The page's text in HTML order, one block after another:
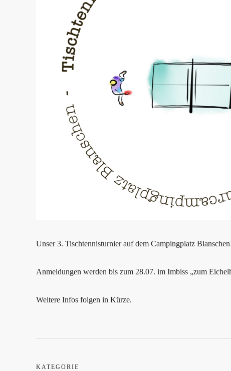
Unser 3. Tischtennisturnier auf dem Campingplatz
Anmeldungen werden bis zum 28.07. im Imbiss „zum
Weitere Infos folgen in Kürze.
KATEGORIE